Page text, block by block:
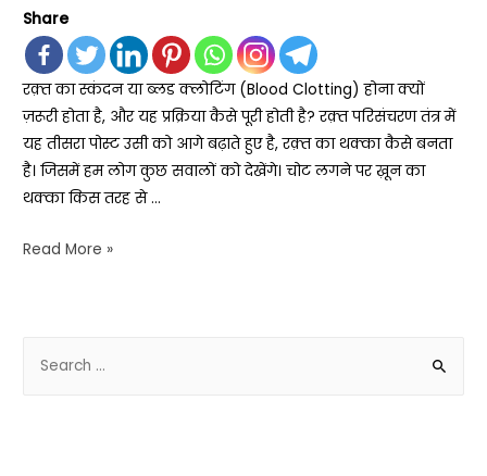
Share
रक़्त का स्कंदन या ब्लड क्लोटिंग (Blood Clotting) होना क्यों
ज़रूरी होता है, और यह प्रक्रिया कैसे पूरी होती है? रक़्त परिसंचरण तंत्र में
यह तीसरा पोस्ट उसी को आगे बढ़ाते हुए है, रक़्त का थक्का कैसे बनता
है। जिसमें हम लोग कुछ सवालों को देखेंगे। चोट लगने पर ख़ून का
थक्का किस तरह से …
Read More »